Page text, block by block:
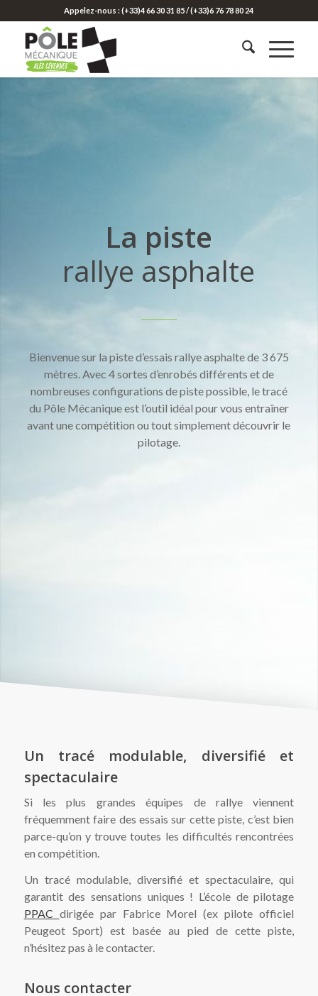
Appelez-nous : (+33)4 66 30 31 85 / (+33)6 76 78 80 24
La piste
rallye asphalte
Bienvenue sur la piste d’essais rallye asphalte de 3 675
mètres. Avec 4 sortes d’enrobés différents et de
nombreuses configurations de piste possible, le tracé
du Pôle Mécanique est l’outil idéal pour vous entraîner
avant une compétition ou tout simplement découvrir le
pilotage.
Un tracé modulable, diversifié et
spectaculaire
Si les plus grandes équipes de rallye viennent
fréquemment faire des essais sur cette piste, c’est bien
parce-qu’on y trouve toutes les difficultés rencontrées
en compétition.
Un tracé modulable, diversifié et spectaculaire, qui
garantit des sensations uniques ! L’école de pilotage
PPAC dirigée par Fabrice Morel (ex pilote officiel
Peugeot Sport) est basée au pied de cette piste,
n’hésitez pas à le contacter.
Nous contacter